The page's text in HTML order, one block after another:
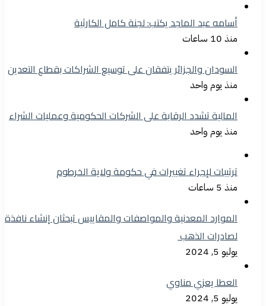
أسامه عبد الماجد يكتب: لجنة كامل الكارثية
منذ 10 ساعات
السودان والجزائر يتفقان على توسيع الشراكات بقطاع التعدين
منذ يوم واحد
المالية تشدد الرقابة على الشركات الحكومية وعمليات الشراء
منذ يوم واحد
ترتيبات لإجراء تغييرات في حكومة ولاية الخرطوم
منذ 5 ساعات
الموارد المعدنية والمواصفات والمقاييس تبحثان إنشاء نافذة
لصادرات الذهب
يوليو 5, 2024
العطا يعزي مناوي
يوليو 5, 2024